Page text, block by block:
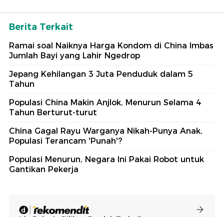
Berita Terkait
Ramai soal Naiknya Harga Kondom di China Imbas
Jumlah Bayi yang Lahir Ngedrop
Jepang Kehilangan 3 Juta Penduduk dalam 5
Tahun
Populasi China Makin Anjlok, Menurun Selama 4
Tahun Berturut-turut
China Gagal Rayu Warganya Nikah-Punya Anak,
Populasi Terancam 'Punah'?
Populasi Menurun, Negara Ini Pakai Robot untuk
Gantikan Pekerja